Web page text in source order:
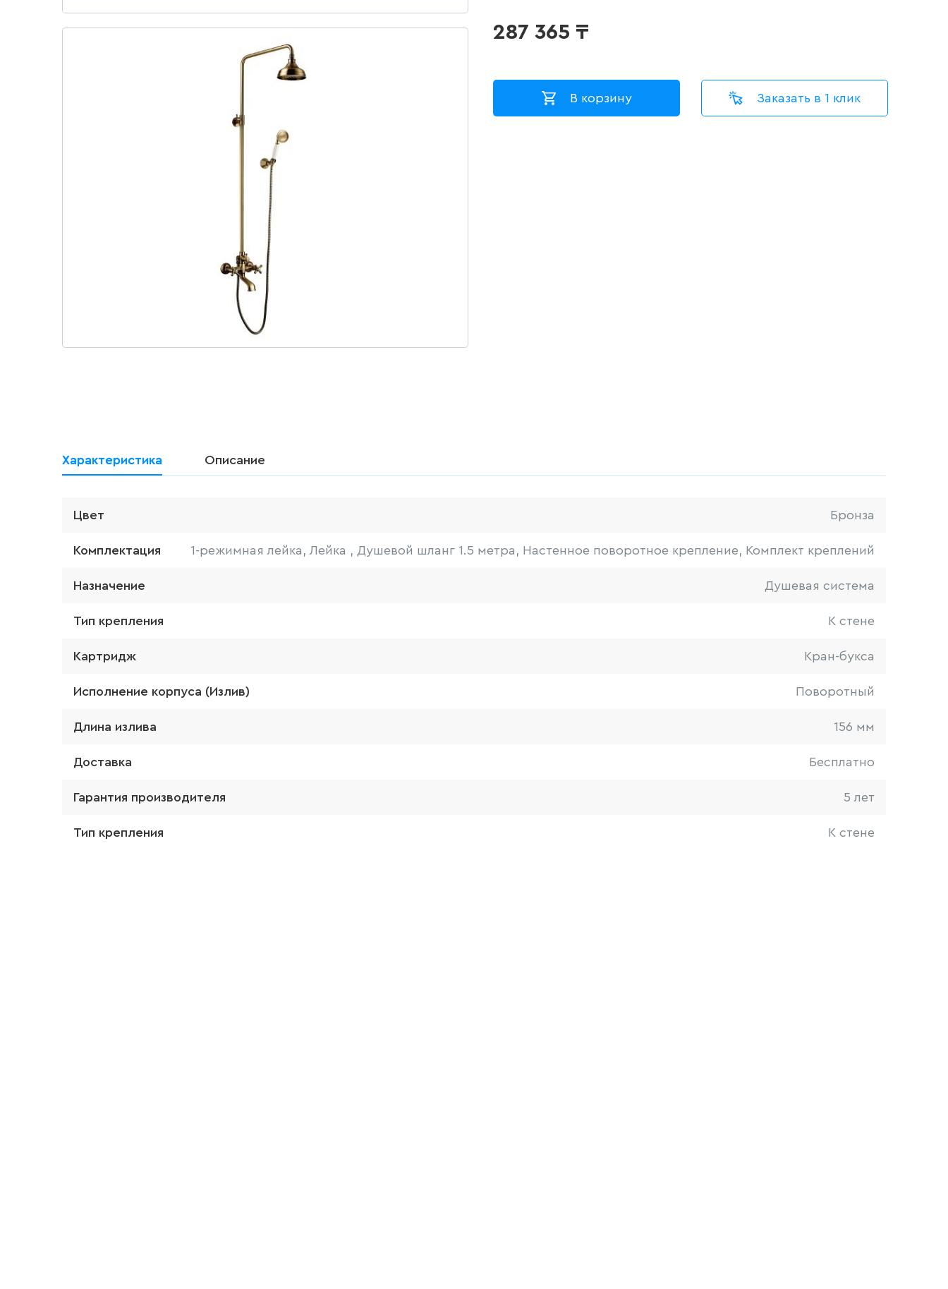
287 365 ₸
В корзину Заказать в 1 клик
Характеристика Описание
Цвет Бронза
Комплектация 1-режимная лейка, Лейка , Душевой шланг 1.5 метра, Настенное поворотное крепление, Комплект креплений
Назначение Душевая система
Тип крепления К стене
Картридж Кран-букса
Исполнение корпуса (Излив) Поворотный
Длина излива 156 мм
Доставка Бесплатно
Гарантия производителя 5 лет
Тип крепления К стене